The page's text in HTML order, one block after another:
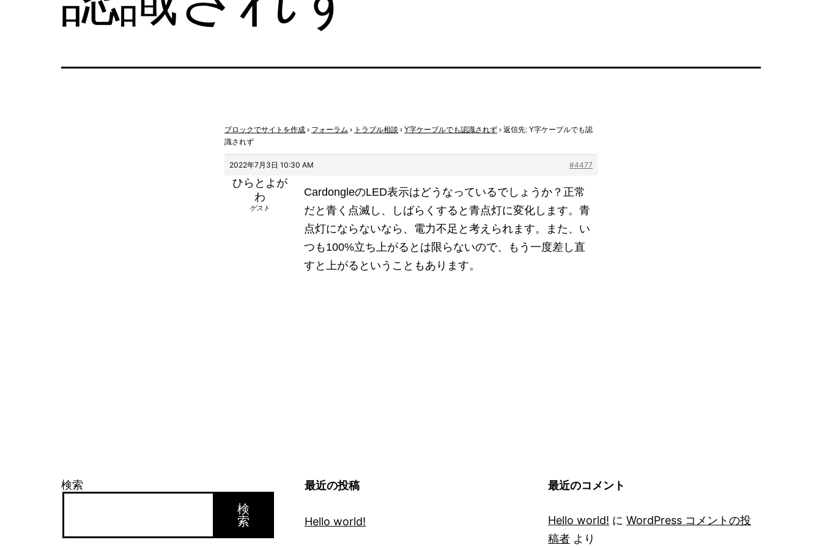
ブロックでサイトを作成 › フォーラム › トラブル相談 › Y字ケーブルでも認識されず › 返信先: Y字ケーブルでも認
識されず
2022年7月3日 10:30 AM #4477
ひらとよが
わ
ゲスト
CardongleのLED表示はどうなっているでしょうか？正常
だと青く点滅し、しばらくすると青点灯に変化します。青
点灯にならないなら、電力不足と考えられます。また、い
つも100%立ち上がるとは限らないので、もう一度差し直
すと上がるということもあります。
検索
検
索
最近の投稿
Hello world!
最近のコメント
Hello world! に WordPress コメントの投
稿者 より